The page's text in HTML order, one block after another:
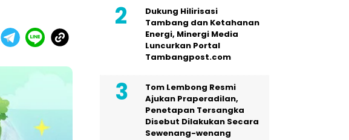
Dukung Hilirisasi
Tambang dan Ketahanan
Energi, Minergi Media
Luncurkan Portal
Tambangpost.com
Tom Lembong Resmi
Ajukan Praperadilan,
Penetapan Tersangka
Disebut Dilakukan Secara
Sewenang-wenang